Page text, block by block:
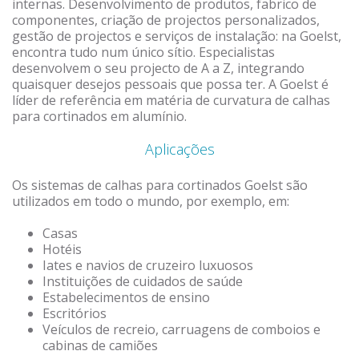
internas. Desenvolvimento de produtos, fabrico de
componentes, criação de projectos personalizados,
gestão de projectos e serviços de instalação: na Goelst,
encontra tudo num único sítio. Especialistas
desenvolvem o seu projecto de A a Z, integrando
quaisquer desejos pessoais que possa ter. A Goelst é
líder de referência em matéria de curvatura de calhas
para cortinados em alumínio.
Aplicações
Os sistemas de calhas para cortinados Goelst são
utilizados em todo o mundo, por exemplo, em:
Casas
Hotéis
Iates e navios de cruzeiro luxuosos
Instituições de cuidados de saúde
Estabelecimentos de ensino
Escritórios
Veículos de recreio, carruagens de comboios e
cabinas de camiões